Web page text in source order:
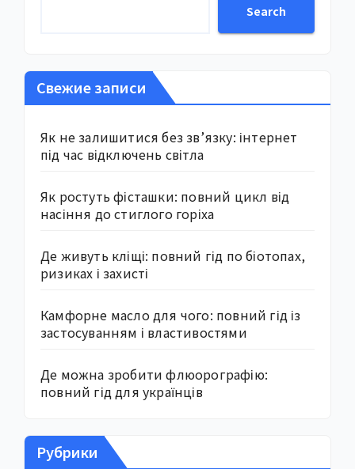
Search
Свежие записи
Як не залишитися без зв’язку: інтернет
під час відключень світла
Як ростуть фісташки: повний цикл від
насіння до стиглого горіха
Де живуть кліщі: повний гід по біотопах,
ризиках і захисті
Камфорне масло для чого: повний гід із
застосуванням і властивостями
Де можна зробити флюорографію:
повний гід для українців
Рубрики